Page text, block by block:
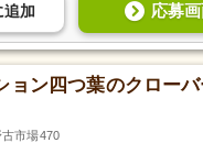
追加 応募
ョン四つ葉のクロー
市場470